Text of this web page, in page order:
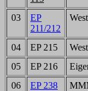
03
EP
211/212
04
EP 215
05
EP 216
06
EP 238